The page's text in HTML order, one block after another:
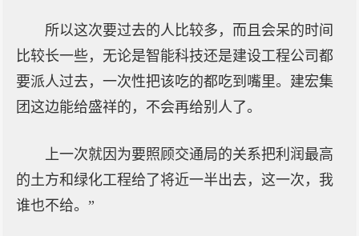
所以这次要过去的人比较多，而且会呆的时间
比较长一些，无论是智能科技还是建设工程公司都
要派人过去，一次性把该吃的都吃到嘴里。建宏集
团这边能给盛祥的，不会再给别人了。
上一次就因为要照顾交通局的关系把利润最高
的土方和绿化工程给了将近一半出去，这一次，我
谁也不给。”